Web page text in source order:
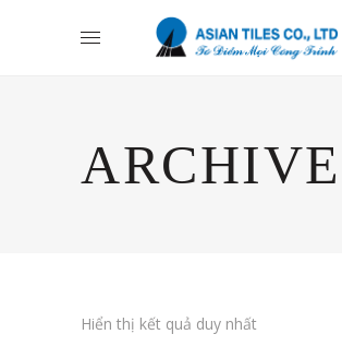
ARCHIVE
Hiển thị kết quả duy nhất